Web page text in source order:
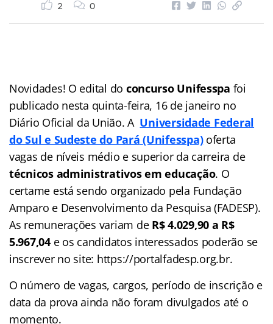
2 0
Novidades! O edital do concurso Unifesspa foi
publicado nesta quinta-feira, 16 de janeiro no
Diário Oficial da União. A Universidade Federal
do Sul e Sudeste do Pará (Unifesspa) oferta
vagas de níveis médio e superior da carreira de
técnicos administrativos em educação. O
certame está sendo organizado pela Fundação
Amparo e Desenvolvimento da Pesquisa (FADESP).
As remunerações variam de R$ 4.029,90 a R$
5.967,04e os candidatos interessados poderão se
inscrever no site: https://portalfadesp.org.br.
O número de vagas, cargos, período de inscrição e
data da prova ainda não foram divulgados até o
momento.